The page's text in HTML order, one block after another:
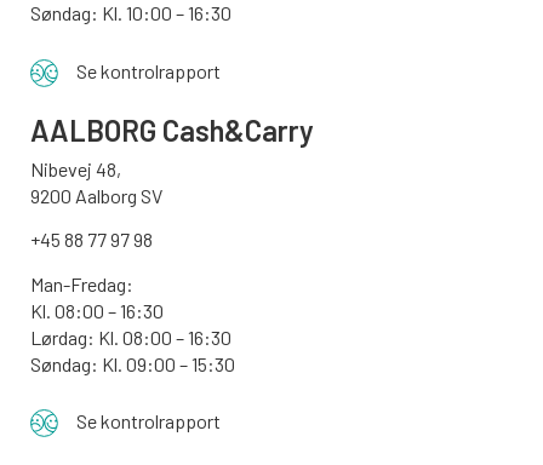
Søndag: Kl. 10:00 – 16:30
Se kontrolrapport
AALBORG Cash&Carry
Nibevej 48,
9200 Aalborg SV
+45 88 77 97 98
Man-Fredag:
Kl. 08:00 – 16:30
Lørdag: Kl. 08:00 – 16:30
Søndag: Kl. 09:00 – 15:30
Se kontrolrapport